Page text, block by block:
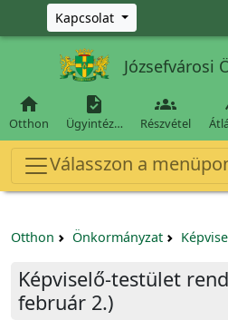
Ugrás a fő tartalomra
Kapcsolat
Józsefvárosi

Otthon

Ügyintéz…

Részvétel
Válasszon a
Otthon Önkormányzat
Képviselő-testület
február 2.)